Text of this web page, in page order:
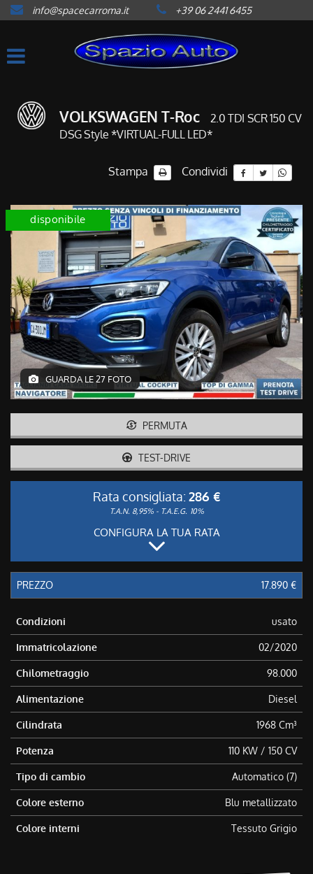
HOME
LISTA VEICOLI
ACQUISTIAMO USATO
NEWS
AREA COMMERCIANTI
info@spacecarroma.it +39 06 2441 6455
VOLKSWAGEN T-Roc
2.0 TDI SCR 150 CV
DSG Style *VIRTUAL-FULL LED*
Stampa Condividi
disponibile
GUARDA LE 27 FOTO
PERMUTA
TEST-DRIVE
Rata consigliata: 286 €
T.A.N. 8,95% - T.A.E.G. 10%
CONFIGURA LA TUA RATA
PREZZO 17.890 €
Condizioni usato
Immatricolazione 02/2020
Chilometraggio 98.000
Alimentazione Diesel
Cilindrata 1968 Cm³
Potenza 110 KW / 150 CV
Tipo di cambio Automatico (7)
Colore esterno Blu metallizzato
Colore interni Tessuto Grigio